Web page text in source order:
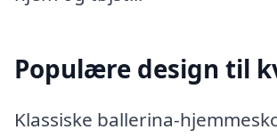
Populære design til
Klassiske ballerina-